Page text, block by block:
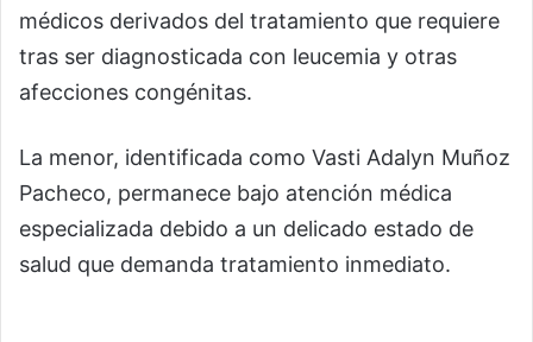
médicos derivados del tratamiento que requiere
tras ser diagnosticada con leucemia y otras
afecciones congénitas.
La menor, identificada como Vasti Adalyn Muñoz
Pacheco, permanece bajo atención médica
especializada debido a un delicado estado de
salud que demanda tratamiento inmediato.